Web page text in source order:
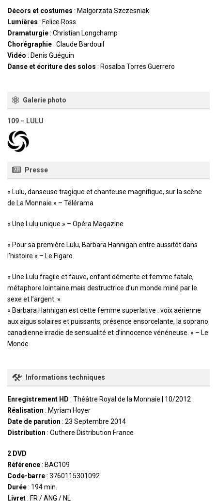
Décors et costumes : Malgorzata Szczesniak
Lumières : Felice Ross
Dramaturgie: Christian Longchamp
Chorégraphie: Claude Bardouil
Vidéo : Denis Guéguin
Danse et écriture des solos : Rosalba Torres Guerrero
Galerie photo
109 – LULU
Presse
« Lulu, danseuse tragique et chanteuse magnifique, sur la scène
de La Monnaie » – Télérama
« Une Lulu unique » – Opéra Magazine
« Pour sa première Lulu, Barbara Hannigan entre aussitôt dans
l’histoire » – Le Figaro
« Une Lulu fragile et fauve, enfant démente et femme fatale,
métaphore lointaine mais destructrice d’un monde miné par le
sexe et l’argent. »
« Barbara Hannigan est cette femme superlative : voix aérienne
aux aigus solaires et puissants, présence ensorcelante, la soprano
canadienne irradie de sensualité et d’innocence vénéneuse. » – Le
Monde
Informations techniques
Enregistrement HD : Théâtre Royal de la Monnaie | 10/2012
Réalisation : Myriam Hoyer
Date de parution : 23 Septembre 2014
Distribution : Outhere Distribution France
2 DVD
Référence: BAC109
Code-barre: 3760115301092
Durée: 194 min.
Livret: FR / ANG / NL